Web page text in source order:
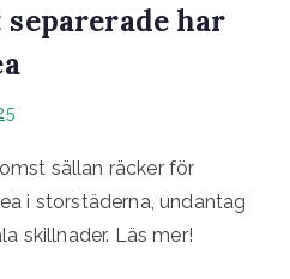
har
sällan räcker för
i storstäderna, undantag
skillnader. Läs mer!